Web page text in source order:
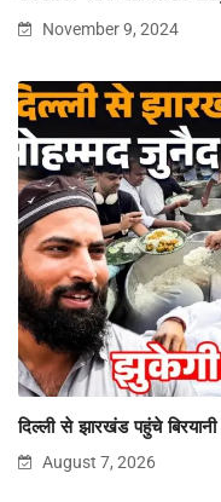
November 9, 2024
दिल्ली से झारखंड पहुंचे
August 7, 2026